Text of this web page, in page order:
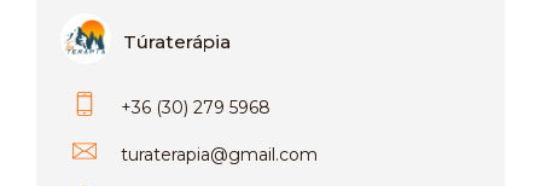
Túraterápia
+36 (30) 279 5968
turaterapia@gmail.com